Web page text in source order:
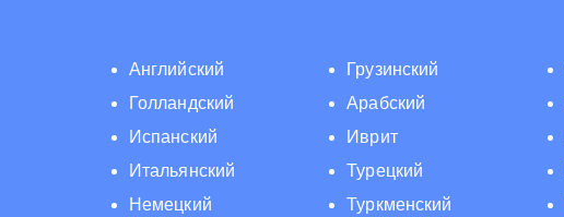
Английский
Голландский
Испанский
Итальянский
Немецкий
Грузинский
Арабский
Иврит
Турецкий
Туркменский